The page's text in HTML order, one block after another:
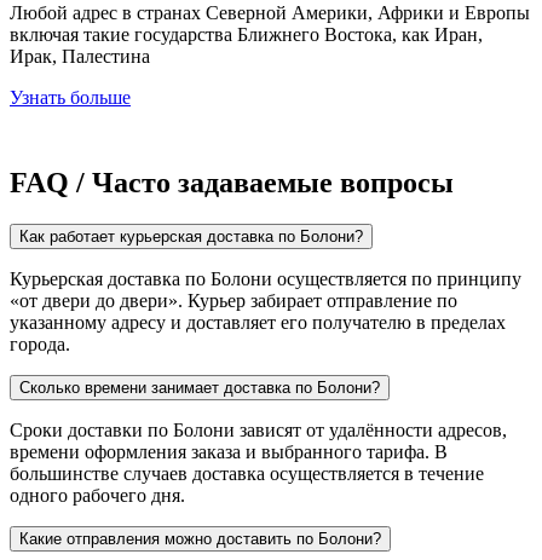
Любой адрес в странах Северной Америки, Африки и Европы
включая такие государства Ближнего Востока, как Иран,
Ирак, Палестина
Узнать больше
FAQ / Часто задаваемые вопросы
Как работает курьерская доставка по Болони?
Курьерская доставка по Болони осуществляется по принципу
«от двери до двери». Курьер забирает отправление по
указанному адресу и доставляет его получателю в пределах
города.
Сколько времени занимает доставка по Болони?
Сроки доставки по Болони зависят от удалённости адресов,
времени оформления заказа и выбранного тарифа. В
большинстве случаев доставка осуществляется в течение
одного рабочего дня.
Какие отправления можно доставить по Болони?